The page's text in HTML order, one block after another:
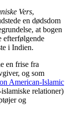
Vers,
en dødsdom
at bogen
efterfølgende
i Indien.
en frise fra
og som
American-Islamic
relationer)
og